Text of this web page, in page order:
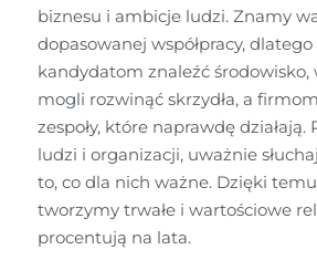
biznesu i ambicje ludzi. Znamy
dopasowanej współpracy,
kandydatom znaleźć
mogli rozwinąć skrzydła, a
zespoły, które naprawdę
ludzi i organizacji, uważnie
to, co dla nich ważne. Dzięki
tworzymy trwałe i wartościowe
procentują na lata.